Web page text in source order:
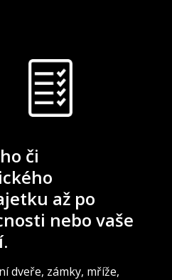
či
až po
nebo vaše
dveře, zámky, mříže,